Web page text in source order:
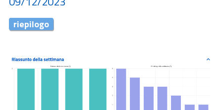
riepilogo